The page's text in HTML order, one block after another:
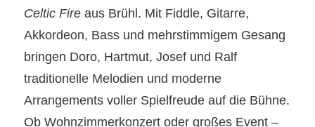
Celtic Fireaus Brühl . Mit Fiddle, Gitarre,
Akkordeon, Bass und mehrstimmigem Gesang
bringen Doro, Hartmut, Josef und Ralf
traditionelle Melodien und moderne
Arrangements voller Spielfreude auf die Bühne.
Ob Wohnzimmerkonzert oder großes Event –